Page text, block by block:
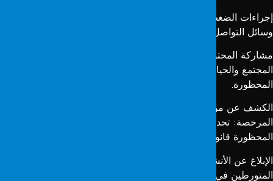
الضغط: الإجراءات التي تُنفَّذ عبر الأخبار، المدونات، حسابات
التواصل الاجتماعي، إلخ، للضغط على فرد أو مؤسسة.
المحتوى غير المناسب: مشاركة المحتوى الذي لا يناسب
والحياة الأسرية (الضار)، الفاحش، أو المحتويات الأخرى
عن مواقع الويب التي تبيع المنتجات المحظورة أو غير
تحديد مواقع الويب والأفراد المتورطين في بيع المنتجات
قانونيًا أو غير المرخصة.
عن الأنشطة الإعلانية المضللة أو الموجهة: الإبلاغ عن الأفراد
في الأنشطة الإعلانية المضللة أو الموجهة وتحديدهم.